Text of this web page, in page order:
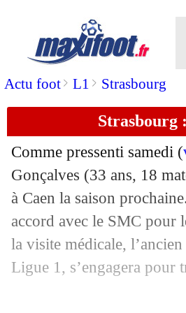
Actu foot> L1 > Strasbourg
Strasbourg
Comme pressenti samedi (
Gonçalves (33 ans, 18
à Caen la saison
accord avec le SMC pour
la visite médicale,
Ligue 1, s’engagera pour
CAN: le Maroc
23/06 CdM (f): les
: les maillots
23/06 PSG: Cavani croit
23/06 CdM (f): les
PSG : Al-Khelaïfi
23/06 EdF (f): Asseyi